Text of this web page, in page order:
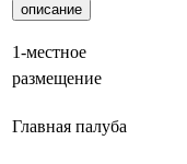
описание
1-местное
размещение
Главная палуба